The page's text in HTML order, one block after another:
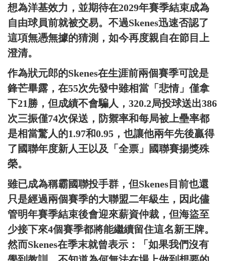
想為洋基效力，並期待在2029年賽季結束成為
自由球員前就被交易。不過Skenes迅速否認了
這項無憑無據的猜測，如今再度親自在節目上
澄清。
作為狀元郎的Skenes在生涯前兩個賽季可說是
鋒芒畢露，在55次先發中雖相當「悲情」僅拿
下21勝，但成績不會騙人，320.2局投球送出386
次三振僅74次保送，防禦率和每局被上壘率都
是相當驚人的1.97和0.95，也讓他兩年先後贏得
了國聯年度新人王以及「全票」國聯賽揚獎殊
榮。
雖已成為稱霸國聯投手群，但Skenes目前也還
只是經過兩個賽季的大聯盟二年級生，因此儘
管明年賽季結束後會迎來薪資仲裁，但海盜至
少接下來4個賽季都將能繼續留住這名新王牌。
然而Skenes在季末就曾表示：「如果我們沒有